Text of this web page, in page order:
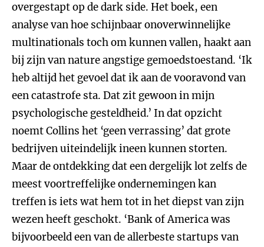
overgestapt op de dark side. Het boek, een
analyse van hoe schijnbaar onoverwinnelijke
multinationals toch om kunnen vallen, haakt aan
bij zijn van nature angstige gemoedstoestand. ‘Ik
heb altijd het gevoel dat ik aan de vooravond van
een catastrofe sta. Dat zit gewoon in mijn
psychologische gesteldheid.’ In dat opzicht
noemt Collins het ‘geen verrassing’ dat grote
bedrijven uiteindelijk ineen kunnen storten.
Maar de ontdekking dat een dergelijk lot zelfs de
meest voortreffelijke ondernemingen kan
treffen is iets wat hem tot in het diepst van zijn
wezen heeft geschokt. ‘Bank of America was
bijvoorbeeld een van de allerbeste startups van